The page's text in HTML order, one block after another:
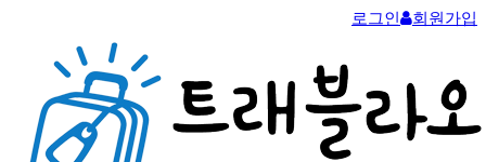
로그인 회원가입